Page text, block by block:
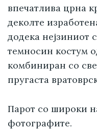
впечатлива црна
деколте
додека нејзиниот
темносин костум
комбиниран со
пругаста
Парот со широки
фотографите.